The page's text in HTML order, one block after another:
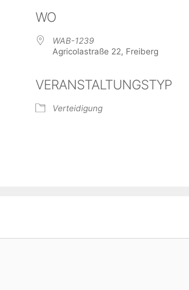
WO
WAB-1239
Agricolastraße 22, Freiberg
VERANSTALTUNGSTYP
Verteidigung